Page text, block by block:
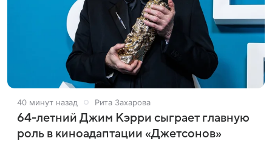
40 минут назад Рита Захарова
64-летний Джим Кэрри сыграет главную
роль в киноадаптации «Джетсонов»